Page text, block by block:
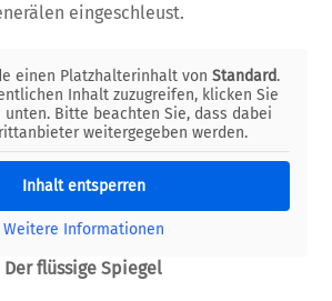
eingeschleust.
einen Platzhalterinhalt von Standard.
Inhalt zuzugreifen, klicken Sie
Bitte beachten Sie, dass dabei
weitergegeben werden.
Inhalt entsperren
Weitere Informationen
Der flüssige Spiegel